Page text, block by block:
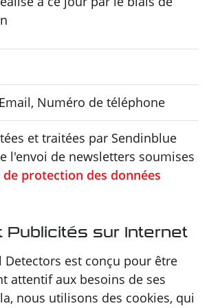
Numéro de téléphone
et traitées par Sendinblue
l'envoi de newsletters soumises
protection des données
Publicités sur Internet
Detectors est conçu pour être
attentif aux besoins de ses
nous utilisons des cookies, qui